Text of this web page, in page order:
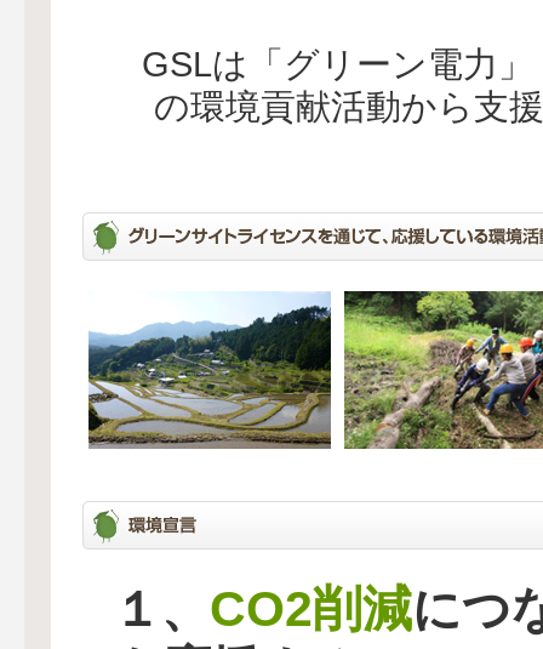
GSLは「グリーン電力
の環境貢献活動から支
１、 CO2削減につ